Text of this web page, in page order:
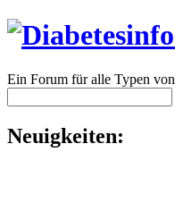
Ein Forum für alle Typen
Neuigkeiten: